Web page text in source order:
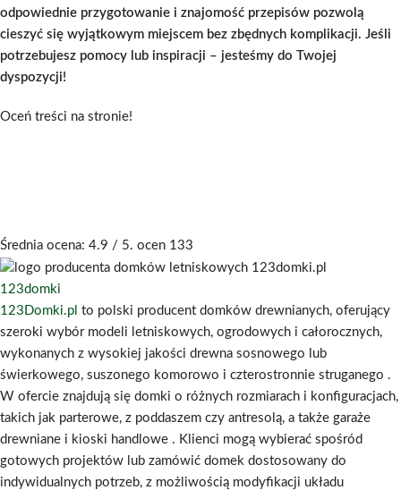
odpowiednie przygotowanie i znajomość przepisów pozwolą
cieszyć się wyjątkowym miejscem bez zbędnych komplikacji. Jeśli
potrzebujesz pomocy lub inspiracji – jesteśmy do Twojej
dyspozycji!
Oceń treści na stronie!
Średnia ocena: 4.9 / 5. ocen 133
123domki
123Domki.pl to polski producent domków drewnianych, oferujący
szeroki wybór modeli letniskowych, ogrodowych i całorocznych,
wykonanych z wysokiej jakości drewna sosnowego lub
świerkowego, suszonego komorowo i czterostronnie struganego .
W ofercie znajdują się domki o różnych rozmiarach i konfiguracjach,
takich jak parterowe, z poddaszem czy antresolą, a także garaże
drewniane i kioski handlowe . Klienci mogą wybierać spośród
gotowych projektów lub zamówić domek dostosowany do
indywidualnych potrzeb, z możliwością modyfikacji układu